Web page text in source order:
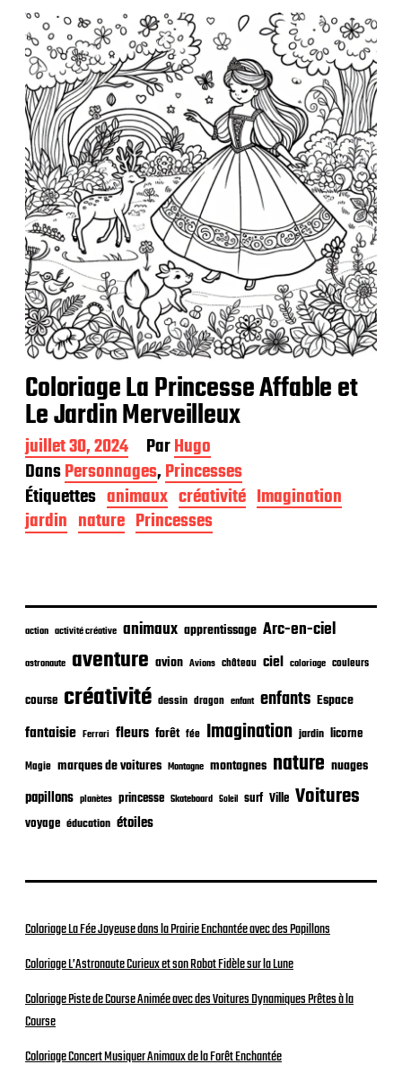
i
c
a
t
i
o
n
Coloriage La Princesse Affable et
Le Jardin Merveilleux
D
a
t
e
d
e
l
i
a
i
n
juillet 30, 2024 ParHugo
DansPersonnages,Princesses
Étiquettes animaux créativité Imagination
jardin nature Princesses
action activité créative animaux apprentissage Arc-en-ciel
astronaute aventure avion Avions château ciel coloriage couleurs
course créativité dessin dragon enfant enfants Espace
fantaisie Ferrari fleurs forêt fée Imagination jardin licorne
Magie marques de voitures Montagne montagnes nature nuages
papillons planètes princesse Skateboard Soleil surf Ville Voitures
voyage éducation étoiles
Coloriage La Fée Joyeuse dans la Prairie Enchantée avec des Papillons
Coloriage L’Astronaute Curieux et son Robot Fidèle sur la Lune
Coloriage Piste de Course Animée avec des Voitures Dynamiques Prêtes à la
Course
Coloriage Concert Musiquer Animaux de la Forêt Enchantée